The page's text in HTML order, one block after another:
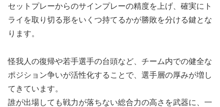
セットプレーからのサインプレーの精度を上げ、確実にト
ライを取り切る形をいくつ持てるかが勝敗を分ける鍵とな
ります。
怪我人の復帰や若手選手の台頭など、チーム内での健全な
ポジション争いが活性化することで、選手層の厚みが増し
てきています。
誰が出場しても戦力が落ちない総合力の高さを武器に、一